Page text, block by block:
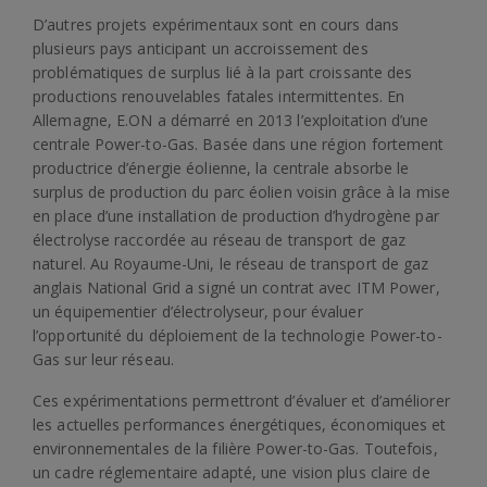
D’autres projets expérimentaux sont en cours dans
plusieurs pays anticipant un accroissement des
problématiques de surplus lié à la part croissante des
productions renouvelables fatales intermittentes. En
Allemagne, E.ON a démarré en 2013 l’exploitation d’une
centrale Power-to-Gas. Basée dans une région fortement
productrice d’énergie éolienne, la centrale absorbe le
surplus de production du parc éolien voisin grâce à la mise
en place d’une installation de production d’hydrogène par
électrolyse raccordée au réseau de transport de gaz
naturel. Au Royaume-Uni, le réseau de transport de gaz
anglais National Grid a signé un contrat avec ITM Power,
un équipementier d’électrolyseur, pour évaluer
l’opportunité du déploiement de la technologie Power-to-
Gas sur leur réseau.
Ces expérimentations permettront d’évaluer et d’améliorer
les actuelles performances énergétiques, économiques et
environnementales de la filière Power-to-Gas. Toutefois,
un cadre réglementaire adapté, une vision plus claire de